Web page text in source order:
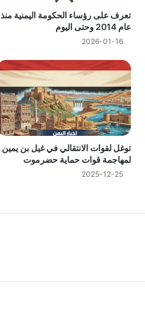
رمضانية
تعرف على رؤساء الحكومة اليمنية منذ
عام 2014 وحتى اليوم
2026-01-16
توغل لقوات الانتقالي في غيل بن يمين
لمهاجمة قوات حماية حضرموت
2025-12-25